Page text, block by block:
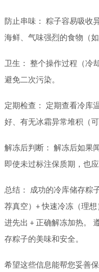
防止串味：
粽子容易吸收
海鲜、气味强烈的食物（
卫生：
整个操作过程（冷
避免二次污染。
定期检查：
定期查看冷库
好、有无冰霜异常堆积（
解冻后判断：
解冻后如果
即使未过标注保质期，也
总结： 成功的冷库储存粽
荐真空） +快速冷冻（理想
进先出 + 正确解冻加热。
存粽子的美味和安全。
希望这些信息能帮您妥善